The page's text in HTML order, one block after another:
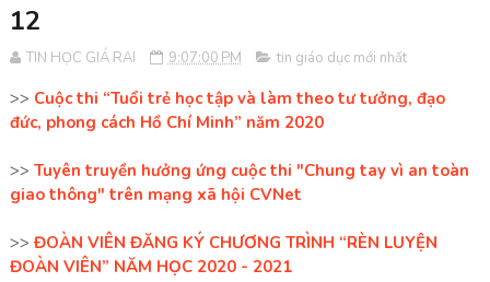
12
TIN HỌC GIÁ RAI 9:07:00 PM tin giáo dục mới nhất
>> Cuộc thi “Tuổi trẻ học tập và làm theo tư tưởng, đạo
đức, phong cách Hồ Chí Minh” năm 2020
>> Tuyên truyền hưởng ứng cuộc thi "Chung tay vì an toàn
giao thông" trên mạng xã hội CVNet
>>ĐOÀN VIÊN ĐĂNG KÝ CHƯƠNG TRÌNH “RÈN LUYỆN
ĐOÀN VIÊN” NĂM HỌC 2020 - 2021